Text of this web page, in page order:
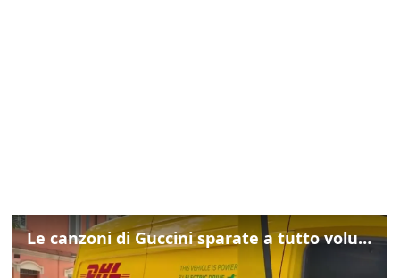
Le canzoni di Guccini sparate a tutto volume nella strada dove abitava